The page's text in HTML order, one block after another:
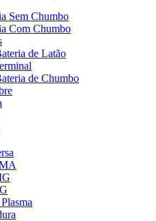
Sem Chumbo
Com Chumbo
de Latão
de Chumbo